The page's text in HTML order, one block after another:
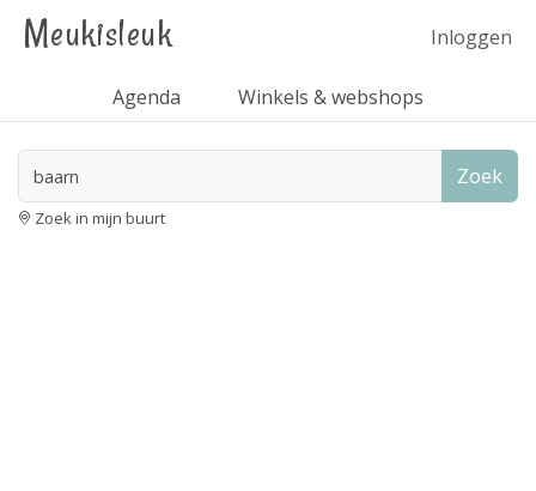
Meukisleuk Inloggen
Agenda Winkels & webshops
Zoek
Zoek in mijn buurt